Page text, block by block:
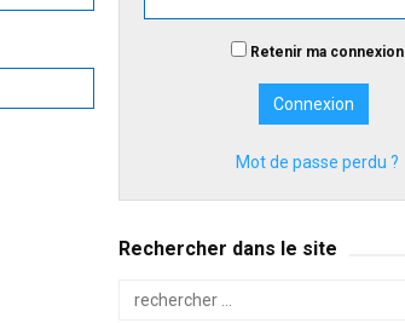
Retenir ma connexion
Mot de passe perdu ?
Rechercher dans le site